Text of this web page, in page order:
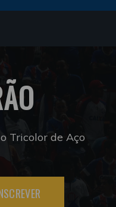
Tricolor de Aço